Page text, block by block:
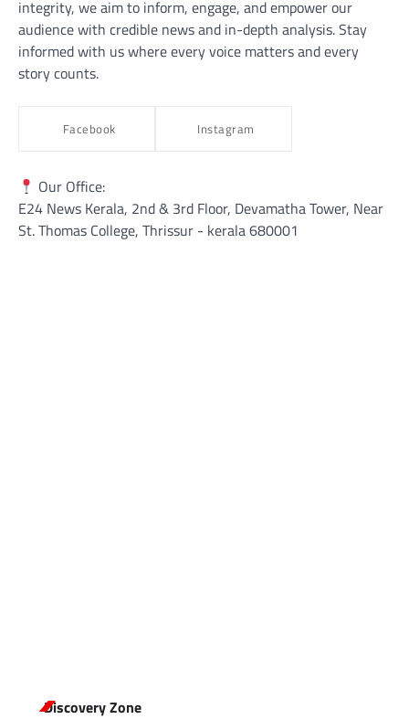
integrity, we aim to inform, engage, and empower our
audience with credible news and in-depth analysis. Stay
informed with us where every voice matters and every
story counts.
Facebook Instagram
Our Office:
E24 News Kerala, 2nd & 3rd Floor, Devamatha Tower, Near
St. Thomas College, Thrissur​ - kerala 680001
Discovery Zone